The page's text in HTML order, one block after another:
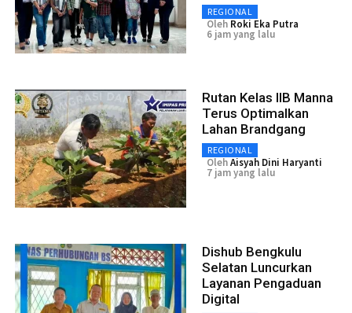
REGIONAL
Oleh Roki Eka Putra
6 jam yang lalu
Rutan Kelas IIB Manna
Terus Optimalkan
Lahan Brandgang
REGIONAL
OlehAisyah Dini Haryanti
7 jam yang lalu
Dishub Bengkulu
Selatan Luncurkan
Layanan Pengaduan
Digital